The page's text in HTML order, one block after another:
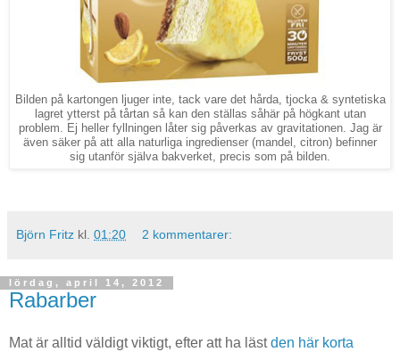
Bilden på kartongen ljuger inte, tack vare det hårda, tjocka & syntetiska
lagret ytterst på tårtan så kan den ställas såhär på högkant utan
problem. Ej heller fyllningen låter sig påverkas av gravitationen. Jag är
även säker på att alla naturliga ingredienser (mandel, citron) befinner
sig utanför själva bakverket, precis som på bilden.
Björn Fritz kl. 01:20 2 kommentarer:
lördag, april 14, 2012
Rabarber
Mat är alltid väldigt viktigt, efter att ha lästden här korta